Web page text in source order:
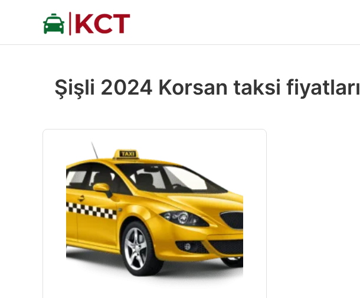
Şişli 2024 Korsan taksi fiyatları